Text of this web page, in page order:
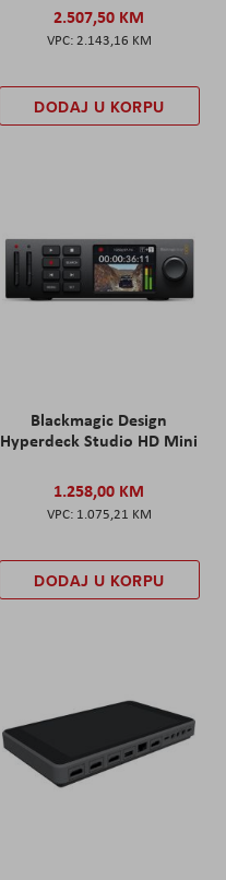
2.507,50 KM
2.143,16 KM
DODAJ U KORPU
Blackmagic Design
Hyperdeck Studio HD Mini
1.258,00 KM
1.075,21 KM
DODAJ U KORPU